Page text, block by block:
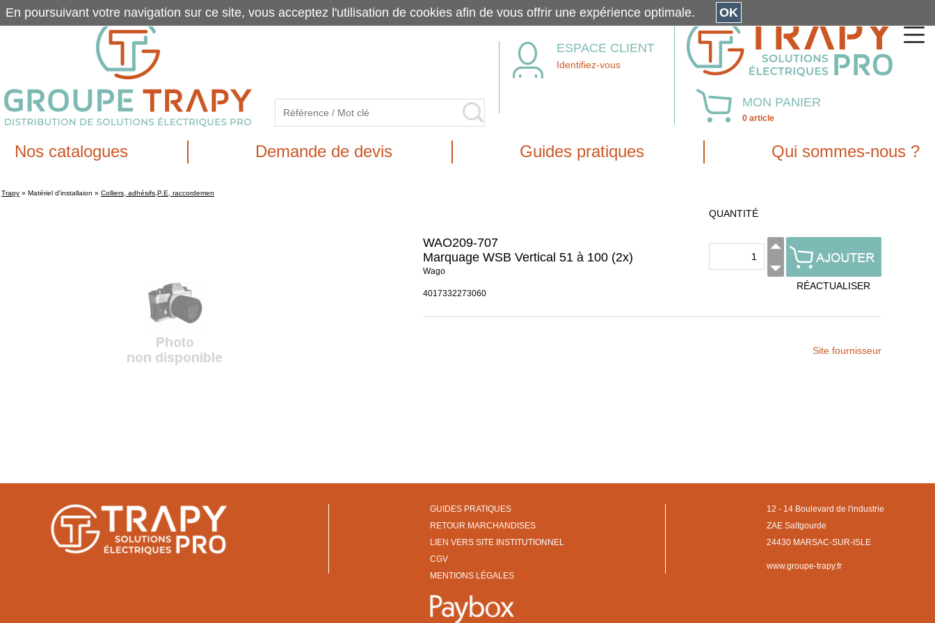
ESPACE CLIENT
Identifiez-vous
MON PANIER
0 article
Nos catalogues Demande de devis Guides pratiques Qui sommes-nous ?
Trapy » Matériel d'installaion » Colliers, adhésifs,P.E, raccordemen
WAO209-707
Marquage WSB Vertical 51 à 100 (2x)
Wago
4017332273060
QUANTITÉ
RÉACTUALISER
Site fournisseur
GUIDES PRATIQUES
RETOUR MARCHANDISES
LIEN VERS SITE INSTITUTIONNEL
CGV
MENTIONS LÉGALES
12 - 14 Boulevard de l'industrie
ZAE Saltgourde
24430 MARSAC-SUR-ISLE
www.groupe-trapy.fr
En poursuivant votre navigation sur ce site, vous acceptez l'utilisation de cookies afin de vous offrir une expérience optimale. OK